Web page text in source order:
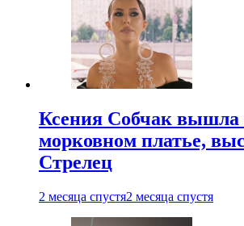
Ксения Собчак вышла
морковном платье,
Стрелец
2 месяца спустя2 месяца спустя